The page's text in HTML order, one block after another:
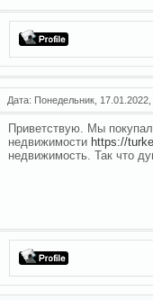
Дата: Понедельник,
Приветствую. Мы
недвижимости https://
недвижимость. Так что